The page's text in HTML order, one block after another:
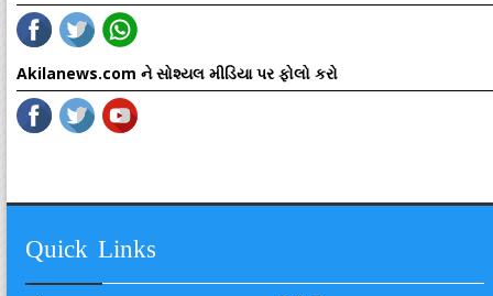
Akilanews.com ને સોશ્યલ મીડિયા પર ફોલો કરો
Quick Links